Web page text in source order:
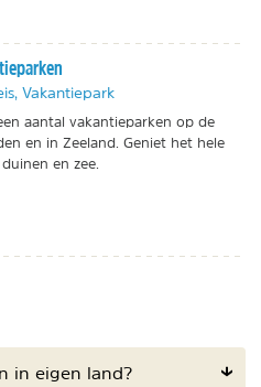
Vakantiepark
aantal vakantieparken op de
en in Zeeland. Geniet het hele
en zee.
in eigen land?